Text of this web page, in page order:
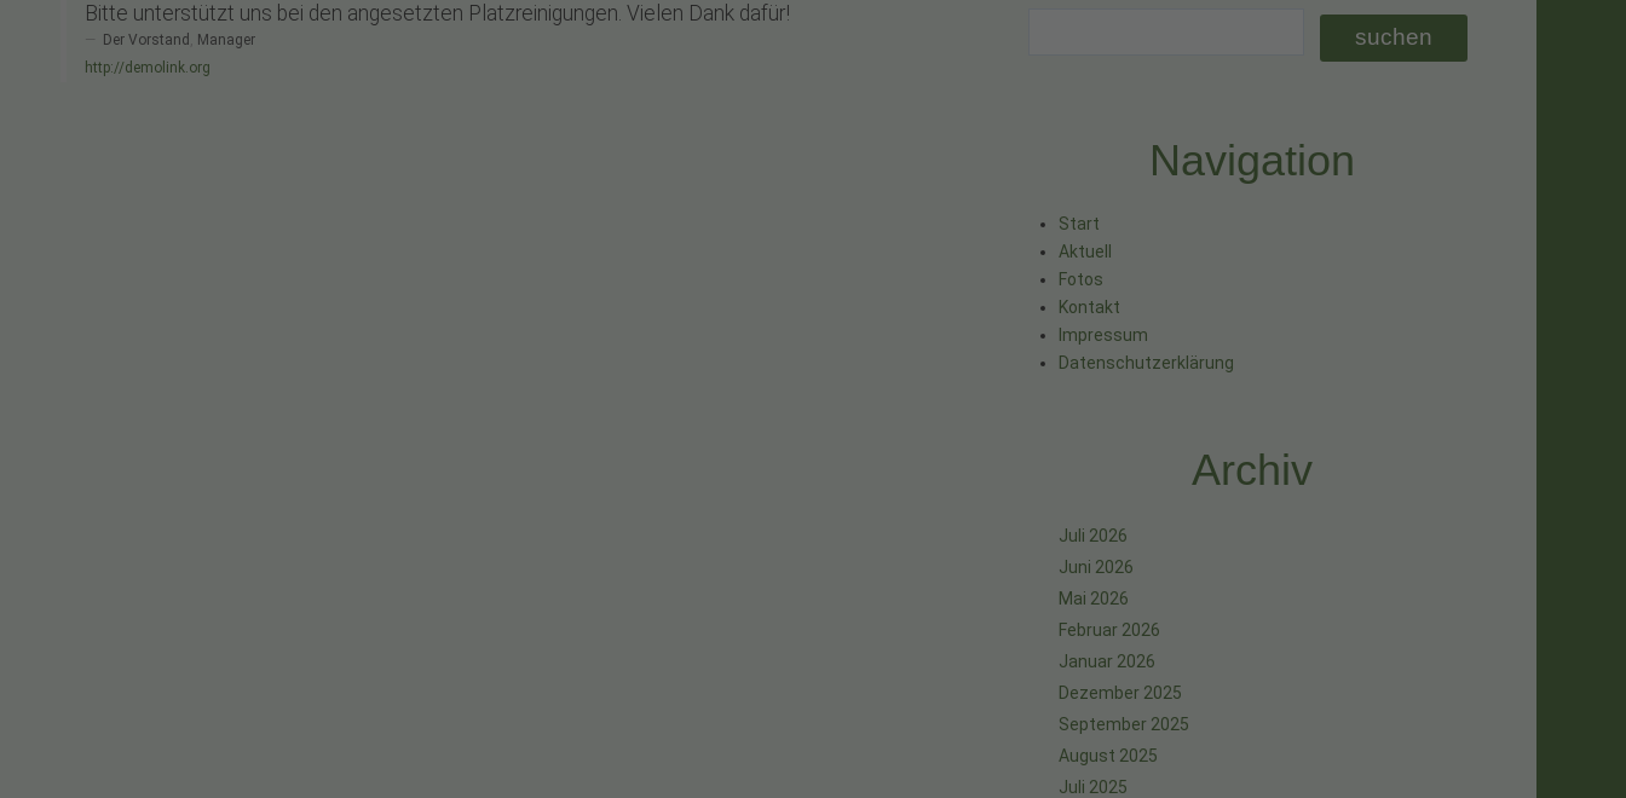
Bitte unterstützt uns bei den angesetzten Platzreinigungen. Vielen Dank dafür!
Der Vorstand , Manager
http://demolink.org
Navigation
Start
Aktuell
Fotos
Kontakt
Impressum
Datenschutzerklärung
Archiv
Juli 2026
Juni 2026
Mai 2026
Februar 2026
Januar 2026
Dezember 2025
September 2025
August 2025
Juli 2025